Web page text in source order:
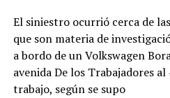
El siniestro ocurrió cerca de
que son materia de
a bordo de un Volkswagen
avenida De los Trabajadores
trabajo, según se supo